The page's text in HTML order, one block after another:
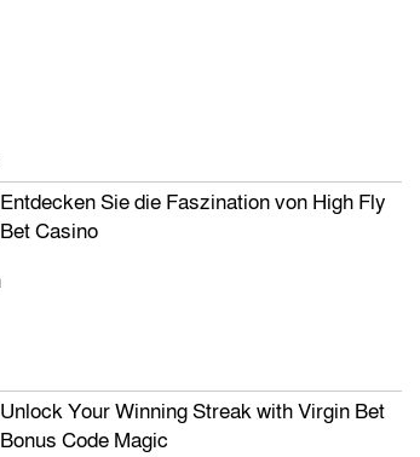
Entdecken Sie die Faszination von High Fly
Bet Casino
Unlock Your Winning Streak with Virgin Bet
Bonus Code Magic